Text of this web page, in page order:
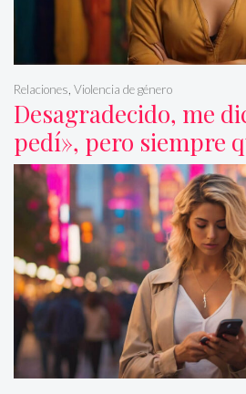
Desagradecido, me
pedí», pero siempre
Relaciones Violencia de género